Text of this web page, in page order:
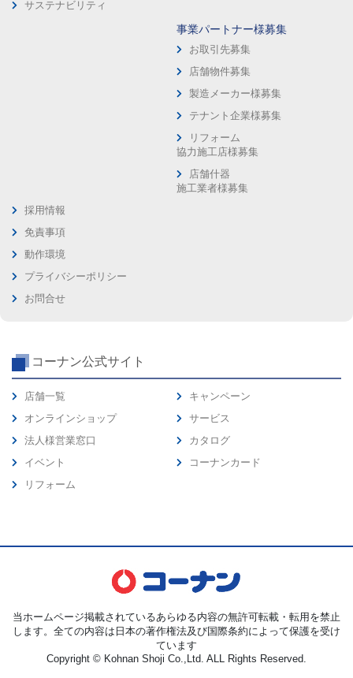
サステナビリティ
事業パートナー様募集
お取引先募集
店舗物件募集
製造メーカー様募集
テナント企業様募集
リフォーム
協力施工店様募集
店舗什器
施工業者様募集
採用情報
免責事項
動作環境
プライバシーポリシー
お問合せ
コーナン公式サイト
店舗一覧
オンラインショップ
法人様営業窓口
イベント
リフォーム
キャンペーン
サービス
カタログ
コーナンカード
当ホームページ掲載されているあらゆる内容の無許可転載・転用を禁止
します。全ての内容は日本の著作権法及び国際条約によって保護を受け
ています
Copyright © Kohnan Shoji Co.,Ltd. ALL Rights Reserved.